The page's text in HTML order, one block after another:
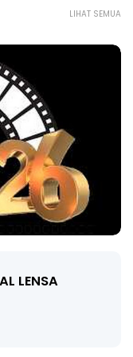
LIHAT SEMUA
6 OLEH